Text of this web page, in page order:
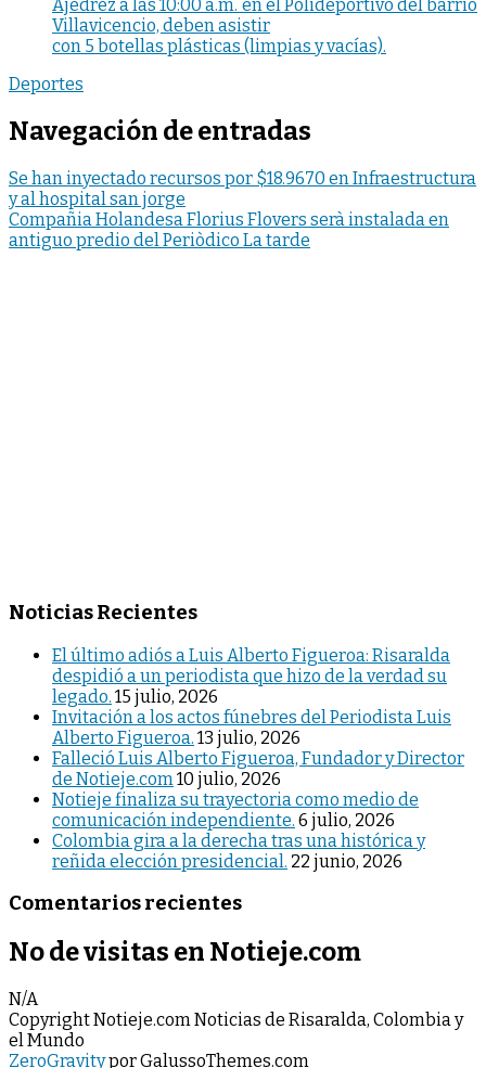
Ajedrez a las 10:00 a.m. en el Polideportivo del barrio
Villavicencio, deben asistir
con 5 botellas plásticas (limpias y vacías).
Deportes
Navegación de entradas
Se han inyectado recursos por $18.9670 en Infraestructura
y al hospital san jorge
Compañia Holandesa Florius Flovers serà instalada en
antiguo predio del Periòdico La tarde
Noticias Recientes
El último adiós a Luis Alberto Figueroa: Risaralda
despidió a un periodista que hizo de la verdad su
legado. 15 julio, 2026
Invitación a los actos fúnebres del Periodista Luis
Alberto Figueroa. 13 julio, 2026
Falleció Luis Alberto Figueroa, Fundador y Director
de Notieje.com 10 julio, 2026
Notieje finaliza su trayectoria como medio de
comunicación independiente. 6 julio, 2026
Colombia gira a la derecha tras una histórica y
reñida elección presidencial. 22 junio, 2026
Comentarios recientes
No de visitas en Notieje.com
N/A
Copyright Notieje.com Noticias de Risaralda, Colombia y
el Mundo
ZeroGravitypor GalussoThemes.com